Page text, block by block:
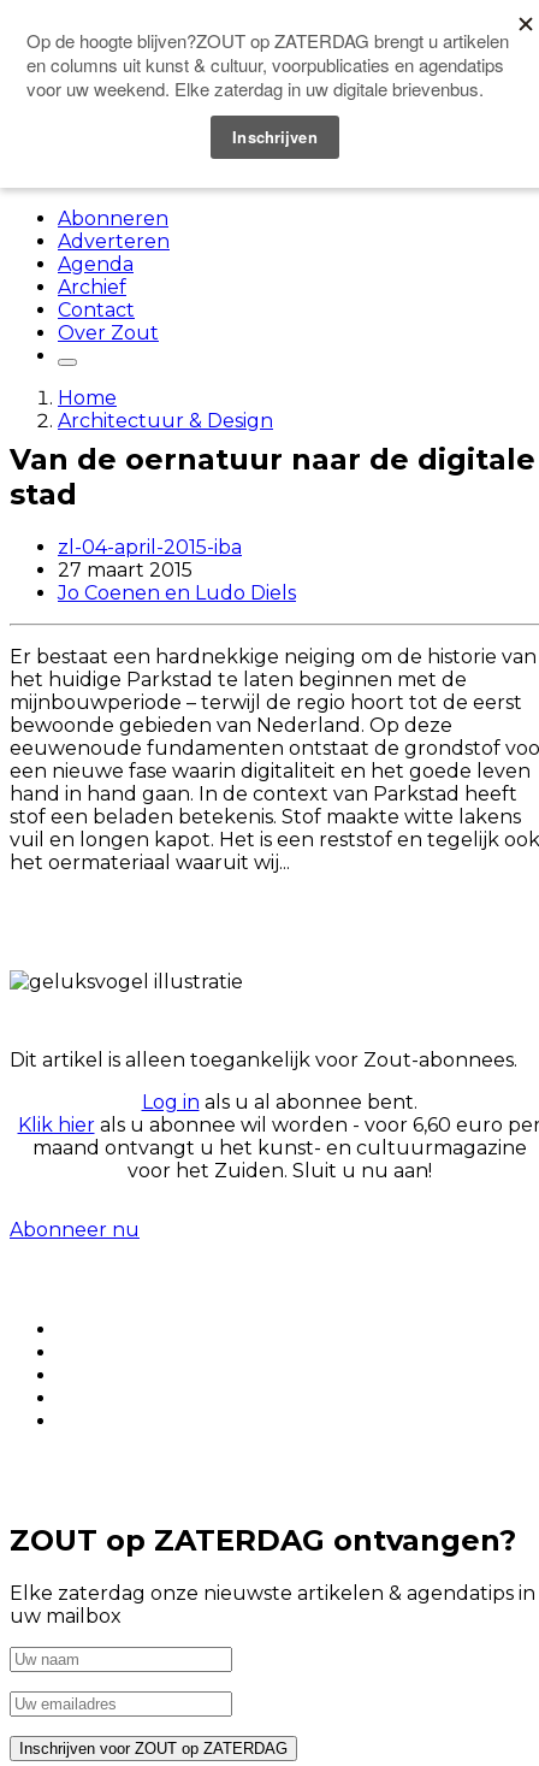
Doneer
Abonneren
Adverteren
Agenda
Archief
Contact
Over Zout
Home
Architectuur & Design
Van de oernatuur naar de digitale
stad
zl-04-april-2015-iba
27 maart 2015
Jo Coenen en Ludo Diels
Er bestaat een hardnekkige neiging om de historie van
het huidige Parkstad te laten beginnen met de
mijnbouwperiode – terwijl de regio hoort tot de eerst
bewoonde gebieden van Nederland. Op deze
eeuwenoude fundamenten ontstaat de grondstof
een nieuwe fase waarin digitaliteit en het goede leven
hand in hand gaan. In de context van Parkstad heeft
stof een beladen betekenis. Stof maakte witte lakens
vuil en longen kapot. Het is een reststof en tegelijk ook
het oermateriaal waaruit wij...
Dit artikel is alleen toegankelijk voor Zout-abonnees.
Log in als u al abonnee bent.
Klik hierals u abonnee wil worden - voor 6,60 euro
maand ontvangt u het kunst- en cultuurmagazine
voor het Zuiden. Sluit u nu aan!
Abonneer nu
ZOUT op ZATERDAG ontvangen?
Elke zaterdag onze nieuwste artikelen & agendatips in
uw mailbox